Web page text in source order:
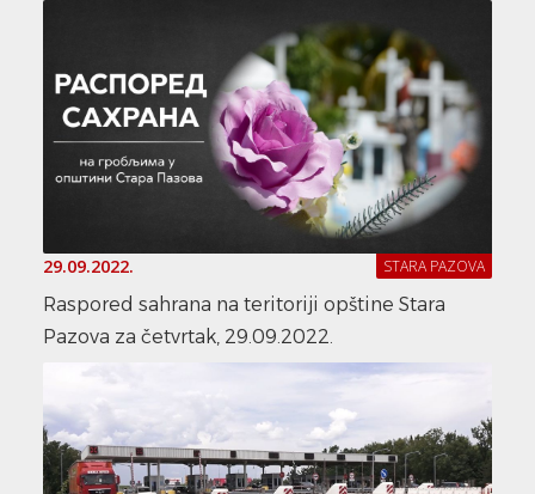
29.09.2022. STARA PAZOVA
Raspored sahrana na teritoriji opštine Stara
Pazova za četvrtak, 29.09.2022.